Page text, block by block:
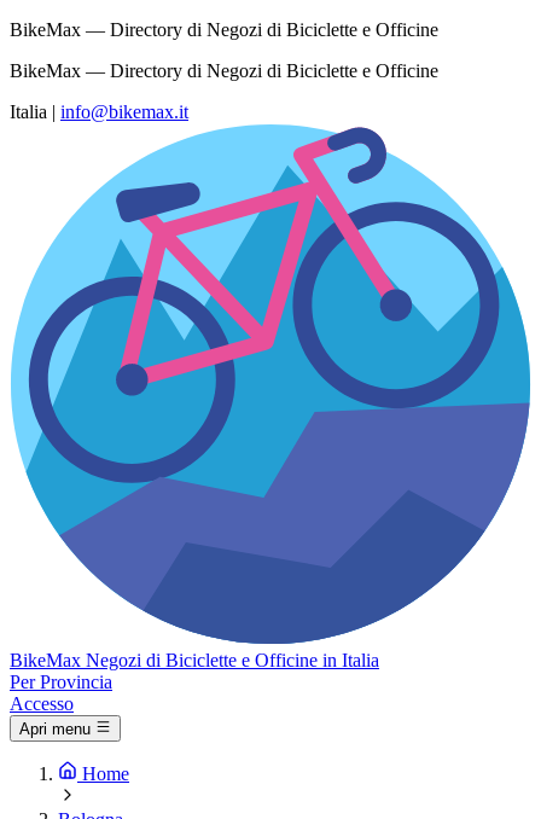
BikeMax — Directory di Negozi di Biciclette e Officine
BikeMax — Directory di Negozi di Biciclette e Officine
Italia | info@bikemax.it
BikeMax Negozi di Biciclette e Officine in Italia
Per Provincia
Accesso
Apri menu
Home